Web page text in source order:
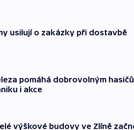
usilují o zakázky při dostavbě
pomáhá dobrovolným
i akce
výškové budovy ve Zlíně